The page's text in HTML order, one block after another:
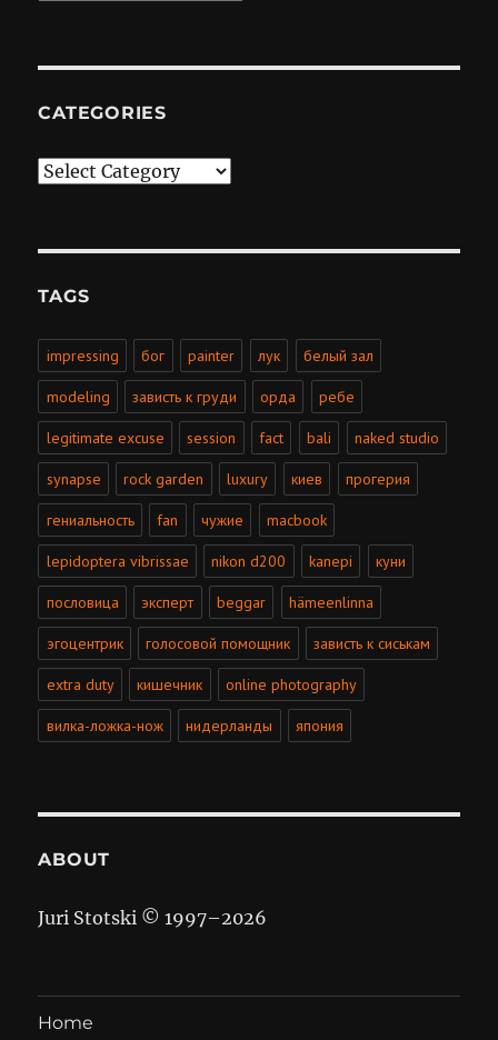
CATEGORIES
Categories
TAGS
impressing бог painter лук белый зал
modeling зависть к груди орда ребе
legitimate excuse session fact bali naked studio
synapse rock garden luxury киев прогерия
гениальность fan чужие macbook
lepidoptera vibrissae nikon d200 kanepi куни
пословица эксперт beggar hämeenlinna
эгоцентрик голосовой помощник зависть к сиськам
extra duty кишечник online photography
вилка-ложка-нож нидерланды япония
ABOUT
Juri Stotski © 1997–2026
Home